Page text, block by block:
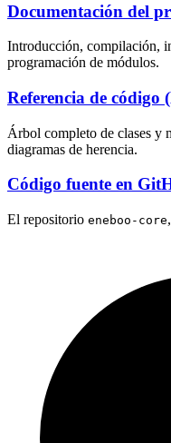
Documentación del
Introducción, compilación,
programación de módulos.
Referencia de código
Árbol completo de clases y
diagramas de herencia.
Código fuente en
El repositorio eneboo-core